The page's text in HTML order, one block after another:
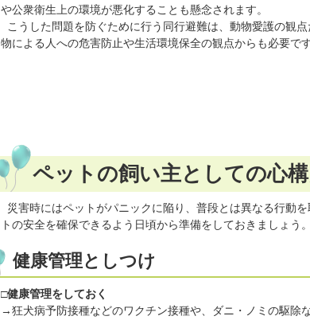
や公衆衛生上の環境が悪化することも懸念されます。
こうした問題を防ぐために行う同行避難は、動物愛護の観
物による人への危害防止や生活環境保全の観点からも必要です
ペットの飼い主としての心構
災害時にはペットがパニックに陥り、普段とは異なる行動
トの安全を確保できるよう日頃から準備をしておきましょう。
健康管理としつけ
□健康管理をしておく
→狂犬病予防接種などのワクチン接種や、ダニ・ノミの駆除